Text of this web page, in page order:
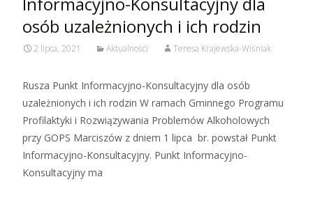
osób uzależnionych i ich rodzin
2 lipca, 2021 Aktualności Teresa Krajewska-Wiśniak
Rusza Punkt Informacyjno-Konsultacyjny dla osób
uzależnionych i ich rodzin W ramach Gminnego Programu
Profilaktyki i Rozwiązywania Problemów Alkoholowych
przy GOPS Marciszów z dniem 1 lipca br. powstał Punkt
Informacyjno-Konsultacyjny. Punkt Informacyjno-
Konsultacyjny ma